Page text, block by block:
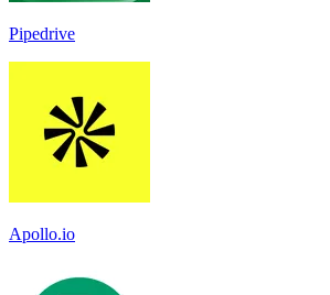
Pipedrive
Apollo.io